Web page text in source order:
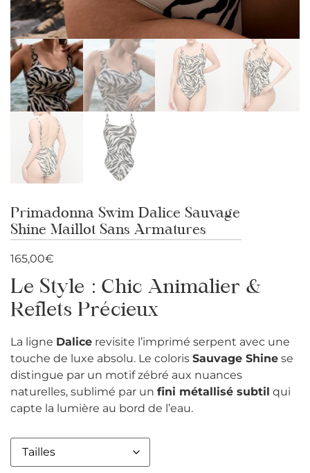
Primadonna Swim Dalice Sauvage
Shine Maillot Sans Armatures
165,00€
Le Style : Chic Animalier &
Reflets Précieux
La ligne Dalice revisite l’imprimé serpent avec une
touche de luxe absolu. Le coloris Sauvage Shine se
distingue par un motif zébré aux nuances
naturelles, sublimé par un fini métallisé subtil qui
capte la lumière au bord de l’eau.